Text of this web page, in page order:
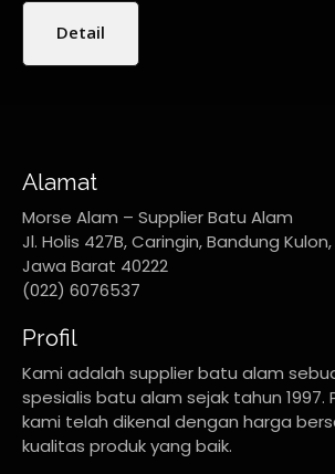
Detail
Alamat
Morse Alam – Supplier Batu Alam
Jl. Holis 427B, Caringin, Bandung
Jawa Barat 40222
(022) 6076537
Profil
Kami adalah supplier batu alam
spesialis batu alam sejak tahun 1997.
kami telah dikenal dengan harga
kualitas produk yang baik.